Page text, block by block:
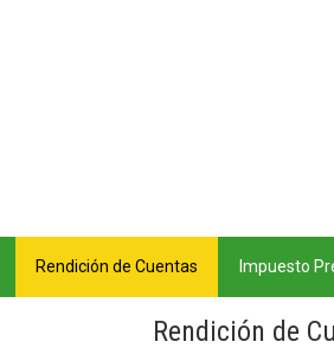
Rendición de Cuentas Impuesto
Rendición de